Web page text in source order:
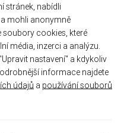
stránek, nabídli
mohli anonymně
soubory cookies, které
média, inzerci a analýzu.
nastavení" a kdykoliv
informace najdete
údajů a používání souborů